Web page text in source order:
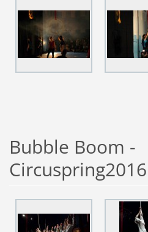
Bubble Boom -
Circuspring2016